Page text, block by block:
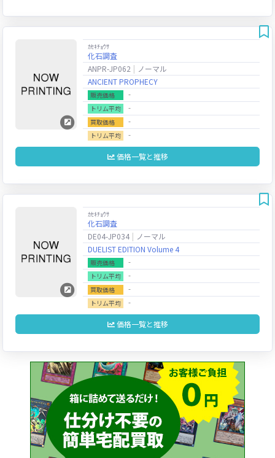
ｶｾｷﾁｮｳｻ
化石調査
ANPR-JP062
ノーマル
ANCIENT PROPHECY
販売価格 ‐
トリム平均 ‐
買取価格 ‐
トリム平均 ‐
価格一覧と推移
ｶｾｷﾁｮｳｻ
化石調査
DE04-JP034
ノーマル
DUELIST EDITION Volume 4
販売価格 ‐
トリム平均 ‐
買取価格 ‐
トリム平均 ‐
価格一覧と推移